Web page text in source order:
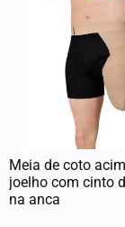
Meia de coto
joelho com cinto
na anca